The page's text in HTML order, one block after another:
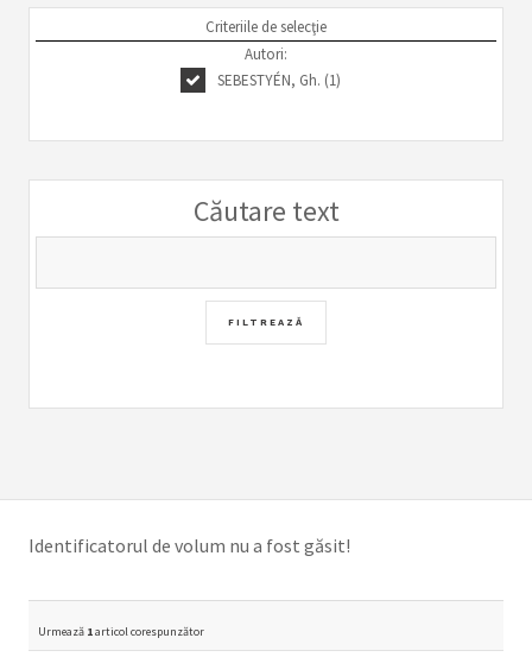
Criteriile de selecţie
Autori:
SEBESTYÉN, Gh. (1)
Căutare text
Identificatorul de volum nu a fost găsit!
Urmează 1articol corespunzător